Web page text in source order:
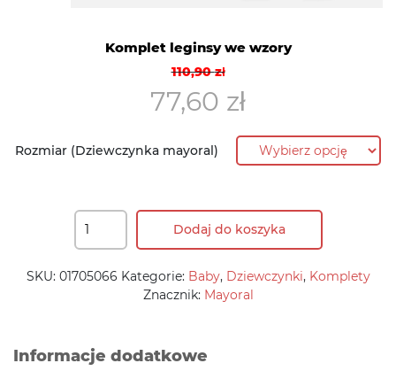
Komplet leginsy we wzory
110,90zł
Pierwotna
cena
wynosiła:
77,60 zł
Aktualna
cena
wynosi:
Rozmiar (Dziewczynka mayoral)
Dodaj do koszyka
SKU: 01705066 Kategorie: Baby, Dziewczynki, Komplety
Znacznik: Mayoral
Informacje dodatkowe